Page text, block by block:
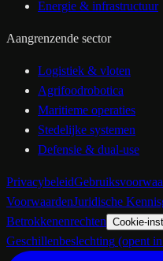
Energie & infrastructuur
Aangrenzende sector
Logistiek & vloten
Agrifoodrobotica
Maritieme operaties
Stedelijke systemen
Defensie & dual-use
Privacybeleid
VoorwaardenJuridische
Betrokkenenrechten Cookie-
Geschillenbeslechting (opent